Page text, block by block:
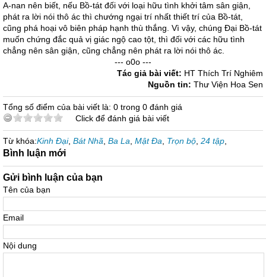
A-nan nên biết, nếu Bồ-tát đối với loại hữu tình khởi tâm sân giận,
phát ra lời nói thô ác thì chướng ngại trí nhất thiết trí của Bồ-tát,
cũng phá hoại vô biên pháp hạnh thù thắng. Vì vậy, chúng Đại Bồ-tát
muốn chứng đắc quả vị giác ngộ cao tột, thì đối với các hữu tình
chẳng nên sân giận, cũng chẳng nên phát ra lời nói thô ác.
--- o0o ---
Tác giả bài viết: HT Thích Trí Nghiêm
Nguồn tin: Thư Viện Hoa Sen
Tổng số điểm của bài viết là: 0 trong 0 đánh giá
Click để đánh giá bài viết
Từ khóa:Kinh Đại, Bát Nhã Ba La Mật Đa Trọn bộ 24 tập
Bình luận mới
Gửi bình luận của bạn
Tên của bạn
Email
Nội dung